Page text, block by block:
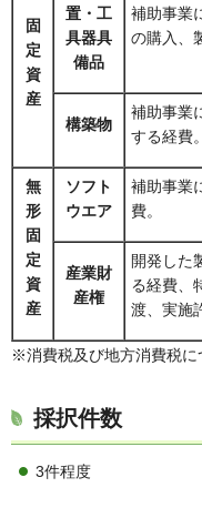
固
定
資
産
置・工
具器具
備品
補助事業
の購入、
構築物
補助事業
する経費。
無
形
固
定
資
産
ソフト
ウエア
補助事業
費。
産業財
産権
開発した
る経費、
渡、実施
※消費税及び地方消費税に
採択件数
3件程度